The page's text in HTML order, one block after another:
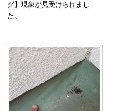
グ】現象が見受けられまし
た。